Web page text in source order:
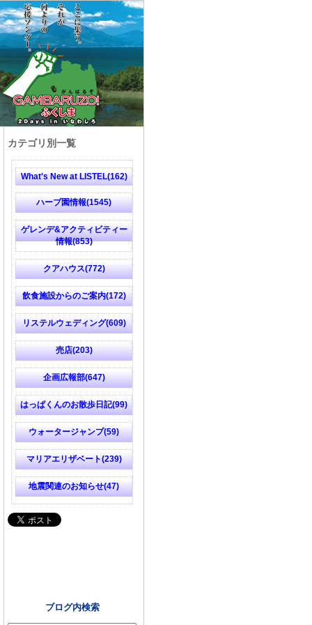
カテゴリ別一覧
What's New at LISTEL(162)
ハーブ園情報(1545)
ゲレンデ&アクティビティー
情報(853)
クアハウス(772)
飲食施設からのご案内(172)
リステルウェディング(609)
売店(203)
企画広報部(647)
はっぱくんのお散歩日記(99)
ウォータージャンプ(59)
マリアエリザベート(239)
地震関連のお知らせ(47)
ブログ内検索